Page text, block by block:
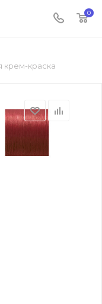
0
крем-краска